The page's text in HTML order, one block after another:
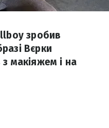
зробив
Вєрки
макіяжем і на